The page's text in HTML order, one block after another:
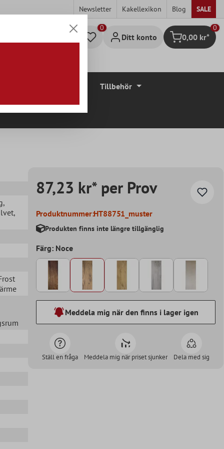
Newsletter Kakellexikon Blog SALE
Ditt konto Kundvagn
0
0,00 kr*
Tillbehör
,
,
87,23 kr* per Prov
Produktnummer:HT88751_muster
Produkten finns inte längre tillgänglig
Färg: Noce
Meddela mig när den finns i lager igen
Ställ en fråga Meddela mig när priset sjunker Dela med sig